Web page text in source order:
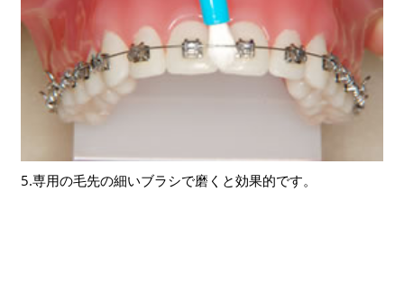
5.専用の毛先の細いブラシで磨くと効果的です。